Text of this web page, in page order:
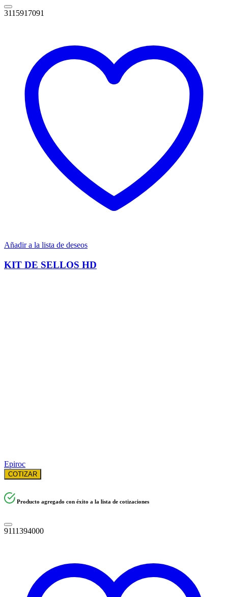
3115917091
Añadir a la lista de deseos
KIT DE SELLOS HD
Epiroc
COTIZAR
Producto agregado con éxito a la lista de cotizaciones
9111394000